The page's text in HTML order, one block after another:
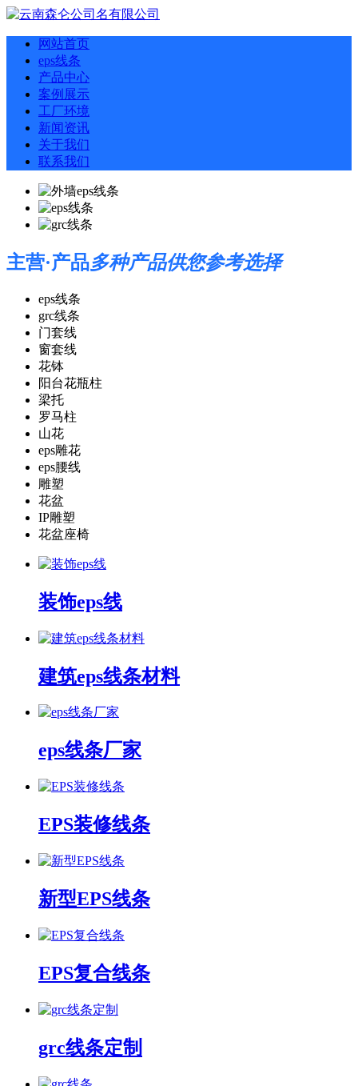
网站首页
eps线条
产品中心
案例展示
工厂环境
新闻资讯
关于我们
联系我们
主营·产品多种产品供您参考选择
eps线条
grc线条
门套线
窗套线
花钵
阳台花瓶柱
梁托
罗马柱
山花
eps雕花
eps腰线
雕塑
花盆
IP雕塑
花盆座椅
装饰eps线
建筑eps线条材料
eps线条厂家
EPS装修线条
新型EPS线条
EPS复合线条
grc线条定制